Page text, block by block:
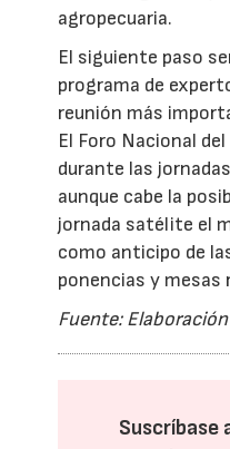
agropecuaria.
El siguiente paso
programa de
reunión más
El Foro Nacional
durante las
aunque cabe la
jornada satélite el
como anticipo de
ponencias y mesas
Fuente:
Suscríbase